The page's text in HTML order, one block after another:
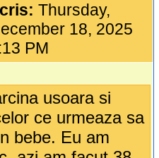
Thursday,
18, 2025
PM
usoara si
ce urmeaza sa
bebe. Eu am